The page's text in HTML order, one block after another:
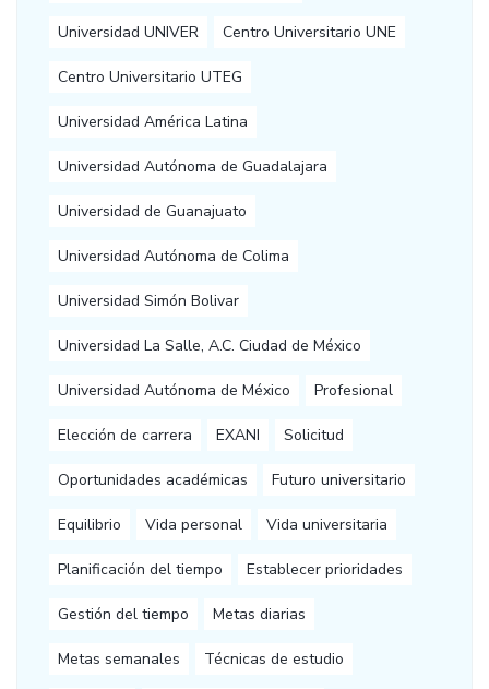
Universidad UNIVER Centro Universitario UNE
Centro Universitario UTEG
Universidad América Latina
Universidad Autónoma de Guadalajara
Universidad de Guanajuato
Universidad Autónoma de Colima
Universidad Simón Bolivar
Universidad La Salle, A.C. Ciudad de México
Universidad Autónoma de México Profesional
Elección de carrera EXANI Solicitud
Oportunidades académicas Futuro universitario
Equilibrio Vida personal Vida universitaria
Planificación del tiempo Establecer prioridades
Gestión del tiempo Metas diarias
Metas semanales Técnicas de estudio